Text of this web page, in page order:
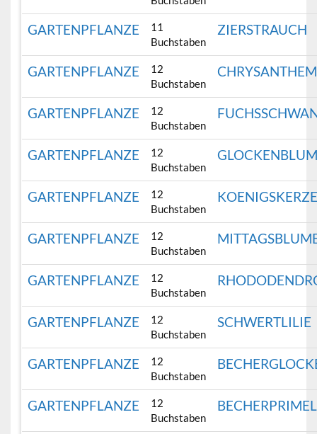
GARTENPFLANZE
11
Buchstaben
ZIERSTRAUCH
GARTENPFLANZE
12
Buchstaben
GARTENPFLANZE
12
Buchstaben
GARTENPFLANZE
12
Buchstaben
GARTENPFLANZE
12
Buchstaben
GARTENPFLANZE
12
Buchstaben
GARTENPFLANZE
12
Buchstaben
GARTENPFLANZE
12
Buchstaben
SCHWERTLILIE
GARTENPFLANZE
12
Buchstaben
GARTENPFLANZE
12
Buchstaben
BECHERPRIMEL